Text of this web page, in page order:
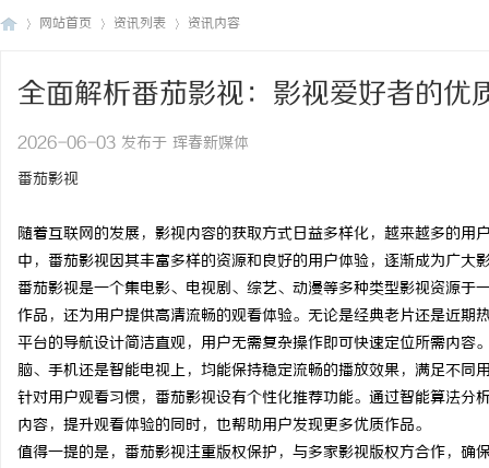
网站首页 资讯列表 资讯内容
全面解析番茄影视：影视爱好者的优
2026-06-03 发布于 珲春新媒体
番茄影视
随着互联网的发展，影视内容的获取方式日益多样化，越来越多的
中，番茄影视因其丰富多样的资源和良好的用户体验，逐渐成为广大
番茄影视是一个集电影、电视剧、综艺、动漫等多种类型影视资源
作品，还为用户提供高清流畅的观看体验。无论是经典老片还是近期
平台的导航设计简洁直观，用户无需复杂操作即可快速定位所需内
脑、手机还是智能电视上，均能保持稳定流畅的播放效果，满足不同
针对用户观看习惯，番茄影视设有个性化推荐功能。通过智能算法
内容，提升观看体验的同时，也帮助用户发现更多优质作品。
值得一提的是，番茄影视注重版权保护，与多家影视版权方合作，